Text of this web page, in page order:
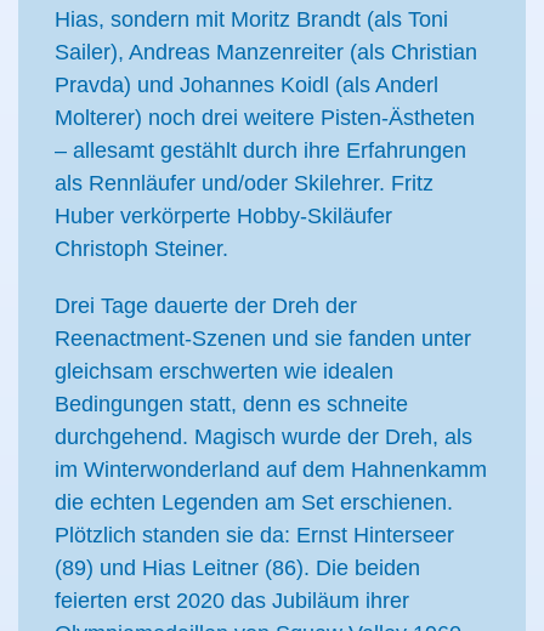
Hias, sondern mit Moritz Brandt (als Toni
Sailer), Andreas Manzenreiter (als Christian
Pravda) und Johannes Koidl (als Anderl
Molterer) noch drei weitere Pisten-Ästheten
– allesamt gestählt durch ihre Erfahrungen
als Rennläufer und/oder Skilehrer. Fritz
Huber verkörperte Hobby-Skiläufer
Christoph Steiner.
Drei Tage dauerte der Dreh der
Reenactment-Szenen und sie fanden unter
gleichsam erschwerten wie idealen
Bedingungen statt, denn es schneite
durchgehend. Magisch wurde der Dreh, als
im Winterwonderland auf dem Hahnenkamm
die echten Legenden am Set erschienen.
Plötzlich standen sie da: Ernst Hinterseer
(89) und Hias Leitner (86). Die beiden
feierten erst 2020 das Jubiläum ihrer